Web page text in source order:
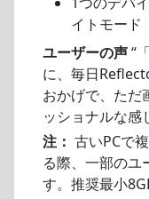
イトモード
ユーザーの声“
に、毎日
おかげで、ただ
ッショナルな感
注： 古いPCで
る際、一部のユ
す。推奨最小